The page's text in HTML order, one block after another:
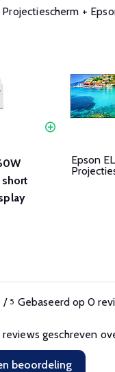
Projectiescherm +
Epson
/ 5 Gebaseerd op 0
reviews geschreven
beoordeling